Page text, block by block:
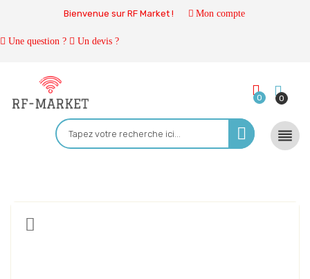
Bienvenue sur RF Market ! Mon compte
Une question ? Un devis ?
0 0
